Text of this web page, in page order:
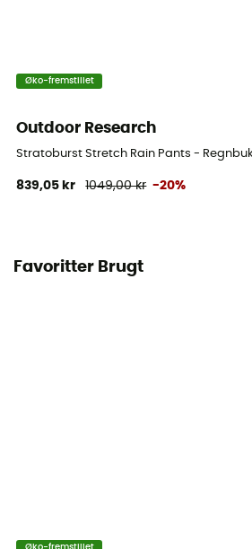
Øko-fremstillet
Outdoor Research
Stratoburst Stretch Rain Pants -
839,05 kr 1049,00 kr -20%
Favoritter Brugt